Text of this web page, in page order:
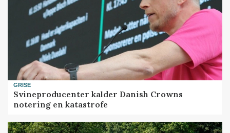
GRISE
Svineproducenter kalder Danish Crowns
notering en katastrofe